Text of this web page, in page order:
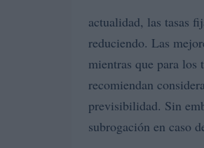
actualidad, las tasas
reduciendo. Las
mientras que para
recomiendan
previsibilidad. Sin
subrogación en caso